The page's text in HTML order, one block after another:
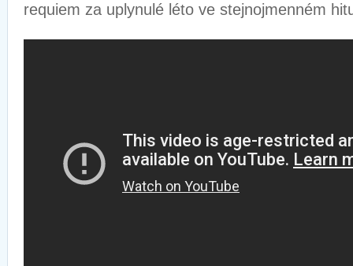
requiem za uplynulé léto ve stejnojmenném